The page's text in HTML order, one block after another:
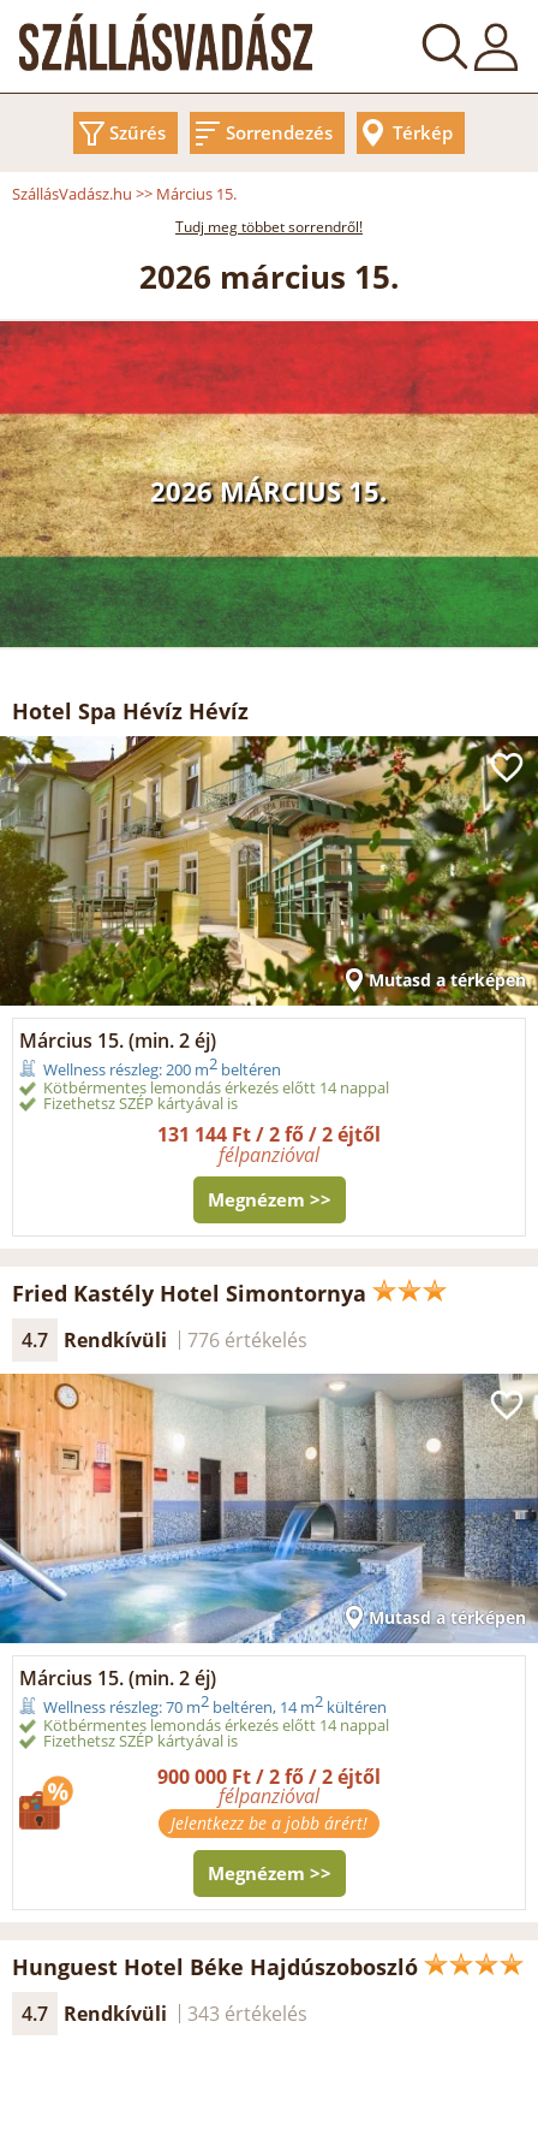
Szűrés Sorrendezés Térkép
SzállásVadász.hu >> Március 15.
Tudj meg többet sorrendről!
2026 március 15.
2026 MÁRCIUS 15.
Hotel Spa Hévíz Hévíz
Mutasd a térképen
Március 15. (min. 2 éj)
Wellness részleg: 200 m2 beltéren
Kötbérmentes lemondás érkezés előtt 14 nappal
Fizethetsz SZÉP kártyával is
131 144 Ft / 2 fő / 2 éjtől
félpanzióval
Megnézem >>
Fried Kastély Hotel Simontornya
4.7 Rendkívüli 776 értékelés
Mutasd a térképen
Március 15. (min. 2 éj)
Wellness részleg: 70 m2 beltéren, 14 m2 kültéren
Kötbérmentes lemondás érkezés előtt 14 nappal
Fizethetsz SZÉP kártyával is
900 000 Ft / 2 fő / 2 éjtől
félpanzióval
Jelentkezz be a jobb árért!
Megnézem >>
Hunguest Hotel Béke Hajdúszoboszló
4.7 Rendkívüli 343 értékelés